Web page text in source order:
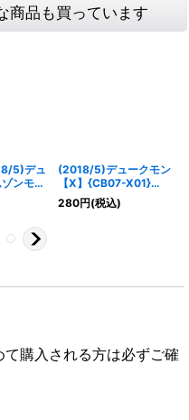
商品も買っています
5)デュ
ンモー
XX01}
(2018/5)デュークモン
【X】{CB07-X01}
《赤》
280円(税込)
て購入される方は必ずご確